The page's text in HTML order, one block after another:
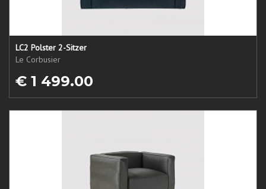
LC2 Polster 2-Sitzer
Le Corbusier
€ 1 499.00